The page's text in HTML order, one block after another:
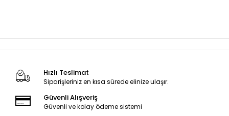
Hızlı Teslimat
Siparişleriniz en kısa sürede elinize ulaşır.
Güvenli Alışveriş
Güvenli ve kolay ödeme sistemi